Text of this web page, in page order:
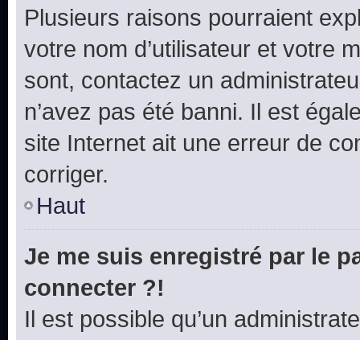
Plusieurs raisons pourraient
votre nom d’utilisateur et votre
sont, contactez un
n’avez pas été banni. Il est
site Internet ait une erreur de
corriger.
Haut
Je me suis enregistré par le
connecter ?!
Il est possible qu’un